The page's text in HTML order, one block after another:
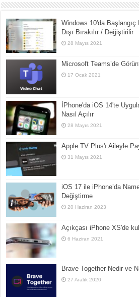
Windows 10'da Başlangıç
Dışı Bırakılır / Değiştirilir
28 Mayıs 2021
Microsoft Teams’de
17 Ocak 2021
İPhone'da iOS 14'te
Nasıl Açılır
28 Mayıs 2021
Apple TV Plus'ı Aileyle
31 Mayıs 2021
iOS 17 ile iPhone’da
Değiştirme
20 Haziran 2023
Açıkçası iPhone XS'de
6 Haziran 2021
Brave Together Nedir ve
27 Aralık 2020